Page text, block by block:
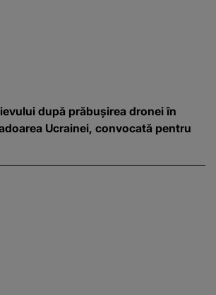
după prăbușirea dronei în
Ucrainei, convocată pentru